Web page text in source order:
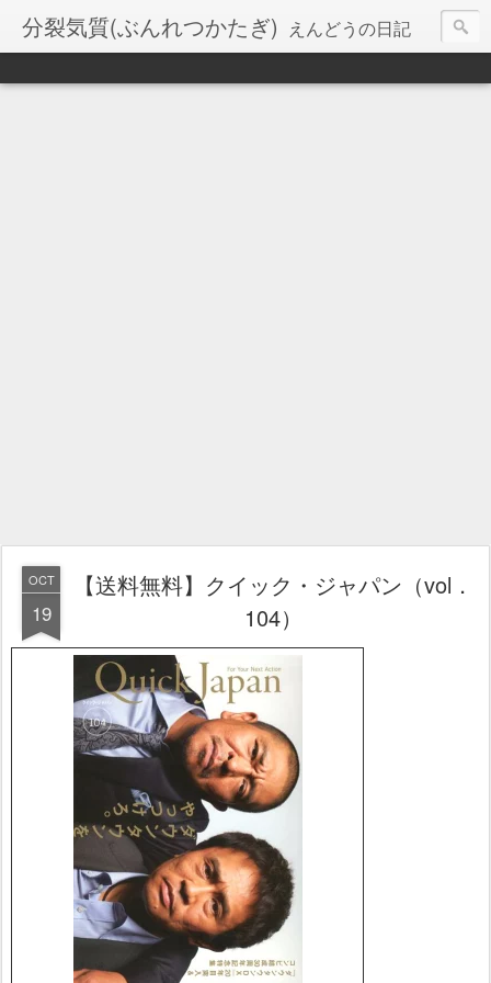
分裂気質(ぶんれつかたぎ) えんどうの日記
OCT
19
【送料無料】クイック・ジャパン（vol．
104）